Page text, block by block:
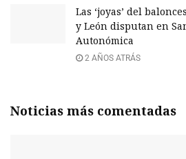
Las ‘joyas’ del
y León disputan en
Autonómica
2 AÑOS ATRÁS
Noticias más comentadas